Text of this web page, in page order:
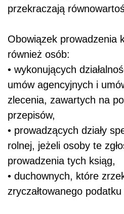
przekraczają
Obowiązek prowadzenia
również osób:
• wykonujących
umów agencyjnych i
zlecenia, zawartych na
przepisów,
• prowadzących działy
rolnej, jeżeli osoby te
prowadzenia tych ksiąg,
• duchownych, które
zryczałtowanego